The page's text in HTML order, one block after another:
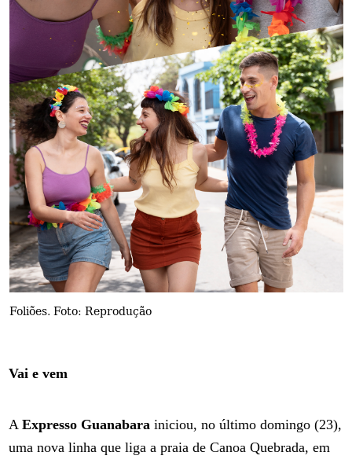
Foliões. Foto: Reprodução
Vai e vem
AExpresso Guanabara iniciou, no último domingo (23),
uma nova linha que liga a praia de Canoa Quebrada, em